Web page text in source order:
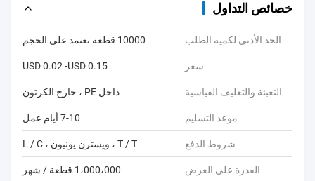
خصائص التداول
الحد الأدنى لكمية الطلب 10000 قطعة تعتمد على الحجم
سعر USD 0.02 -USD 0.15
التعبئة والتغليف القياسية داخل PE ، خارج الكرتون
موعد التسليم 7-10 أيام عمل
شروط الدفع T / T ، ويسترن يونيون ، L / C
القدرة على العرض 1،000،000 قطعة / شهر